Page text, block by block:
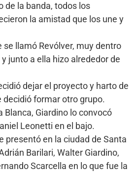
de la banda, todos los
la amistad que los une y
se llamó Revólver, muy dentro
junto a ella hizo alrededor de
dejar el proyecto y harto de
formar otro grupo.
Blanca, Giardino lo convocó
Leonetti en el bajo.
presentó en la ciudad de Santa
Barilari, Walter Giardino,
Scarcella en lo que fue la